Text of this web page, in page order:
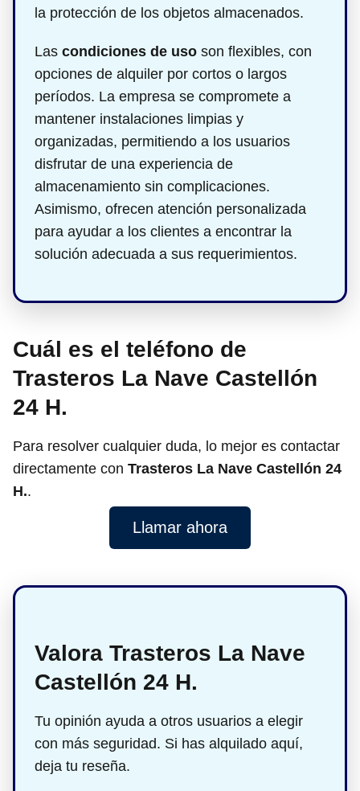
la protección de los objetos almacenados.
Las condiciones de uso son flexibles, con
opciones de alquiler por cortos o largos
períodos. La empresa se compromete a
mantener instalaciones limpias y
organizadas, permitiendo a los usuarios
disfrutar de una experiencia de
almacenamiento sin complicaciones.
Asimismo, ofrecen atención personalizada
para ayudar a los clientes a encontrar la
solución adecuada a sus requerimientos.
Cuál es el teléfono de
Trasteros La Nave Castellón
24 H.
Para resolver cualquier duda, lo mejor es contactar
directamente con Trasteros La Nave Castellón 24
H..
Llamar ahora
Valora Trasteros La Nave
Castellón 24 H.
Tu opinión ayuda a otros usuarios a elegir
con más seguridad. Si has alquilado aquí,
deja tu reseña.